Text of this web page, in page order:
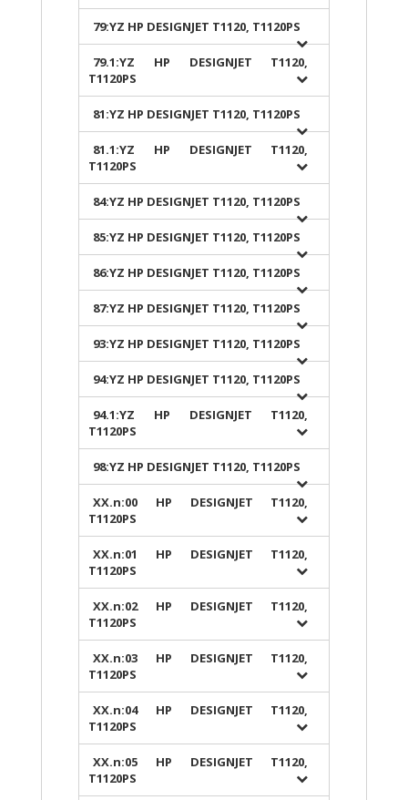
79:YZ HP DESIGNJET T1120, T1120PS
79.1:YZ HP DESIGNJET T1120,
T1120PS
81:YZ HP DESIGNJET T1120, T1120PS
81.1:YZ HP DESIGNJET T1120,
T1120PS
84:YZ HP DESIGNJET T1120, T1120PS
85:YZ HP DESIGNJET T1120, T1120PS
86:YZ HP DESIGNJET T1120, T1120PS
87:YZ HP DESIGNJET T1120, T1120PS
93:YZ HP DESIGNJET T1120, T1120PS
94:YZ HP DESIGNJET T1120, T1120PS
94.1:YZ HP DESIGNJET T1120,
T1120PS
98:YZ HP DESIGNJET T1120, T1120PS
XX.n:00 HP DESIGNJET T1120,
T1120PS
XX.n:01 HP DESIGNJET T1120,
T1120PS
XX.n:02 HP DESIGNJET T1120,
T1120PS
XX.n:03 HP DESIGNJET T1120,
T1120PS
XX.n:04 HP DESIGNJET T1120,
T1120PS
XX.n:05 HP DESIGNJET T1120,
T1120PS